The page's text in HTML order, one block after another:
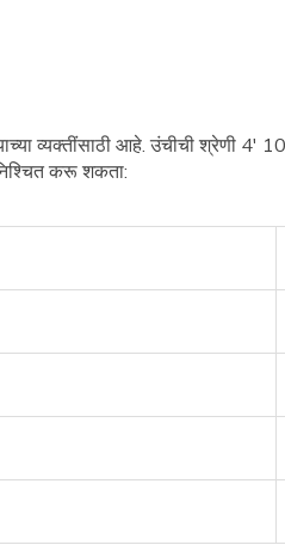
व्यक्तींसाठी आहे. उंचीची श्रेणी
करू शकता: